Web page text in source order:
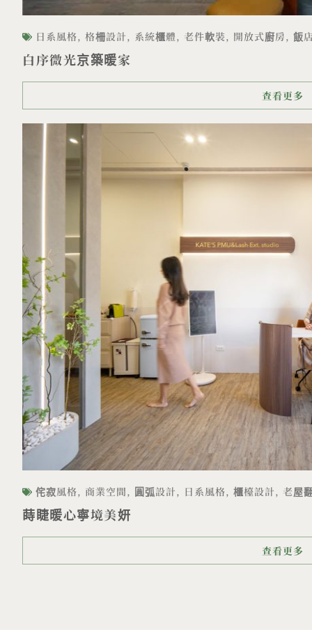
日系風格,格柵設計, 系統櫃體, 老件軟裝, 開放式廚房,飯
白序微光京築暖家
查看更多
侘寂風格, 商業空間, 圓弧設計, 日系風格,櫃檯設計, 老屋
蒔睫暖心寧境美妍
查看更多